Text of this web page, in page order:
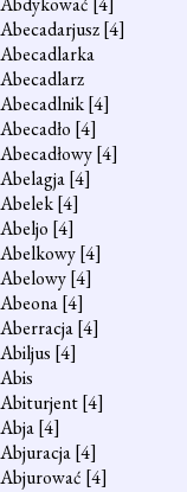
Abecadarjusz[4]
Abecadlarka
Abecadlarz
Abecadlnik[4]
Abecadło [4]
Abecadłowy[4]
Abelagja[4]
Abelek[4]
Abeljo [4]
Abelkowy[4]
Abelowy[4]
Abeona[4]
Aberracja[4]
Abiljus [4]
Abis
Abiturjent[4]
Abja[4]
Abjuracja[4]
Abjurować [4]